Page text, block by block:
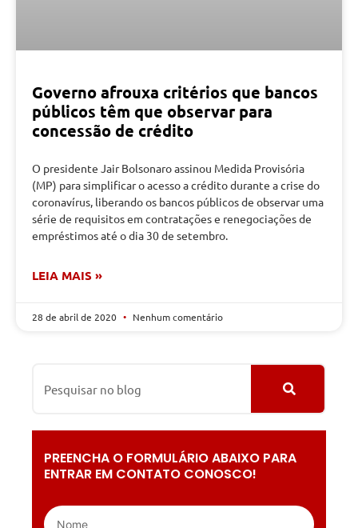
Governo afrouxa critérios que bancos
públicos têm que observar para
concessão de crédito
O presidente Jair Bolsonaro assinou Medida Provisória
(MP) para simplificar o acesso a crédito durante a crise do
coronavírus, liberando os bancos públicos de observar uma
série de requisitos em contratações e renegociações de
empréstimos até o dia 30 de setembro.
LEIA MAIS »
28 de abril de 2020 Nenhum comentário
PREENCHA O FORMULÁRIO ABAIXO PARA
ENTRAR EM CONTATO CONOSCO!